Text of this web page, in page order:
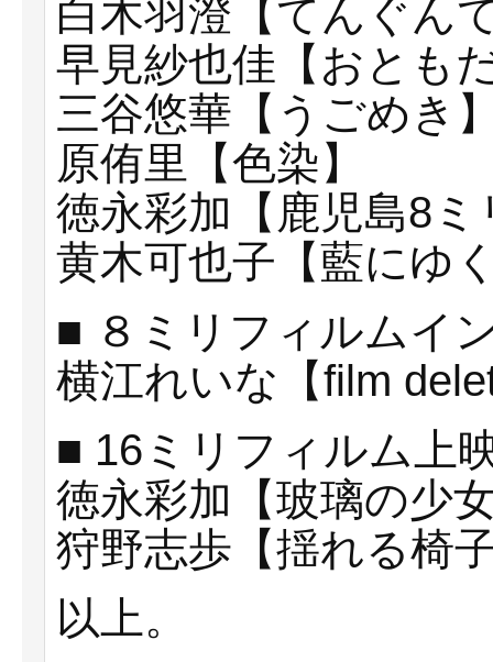
白木羽澄【てんぐん
早見紗也佳【おとも
三谷悠華【うごめき
原侑里【色染】
徳永彩加【鹿児島8ミ
黄木可也子【藍にゆ
■ ８ミリフィルムイ
横江れいな【film
■ 16ミリフィルム上
徳永彩加【玻璃の少
狩野志歩【揺れる椅
以上。